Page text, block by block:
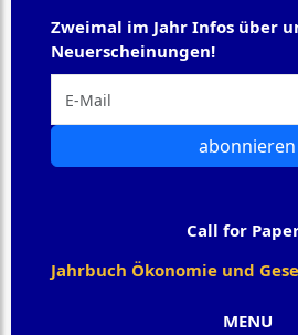
MENU
Zweimal im Jahr Infos über
Neuerscheinungen!
abonnieren
Call for
Jahrbuch Ökonomie und